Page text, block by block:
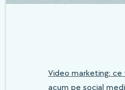
Video marketing:
acum pe social